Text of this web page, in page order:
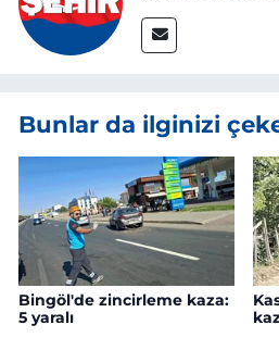
Bunlar da ilginizi
Bingöl'de zincirleme kaza:
5 yaralı